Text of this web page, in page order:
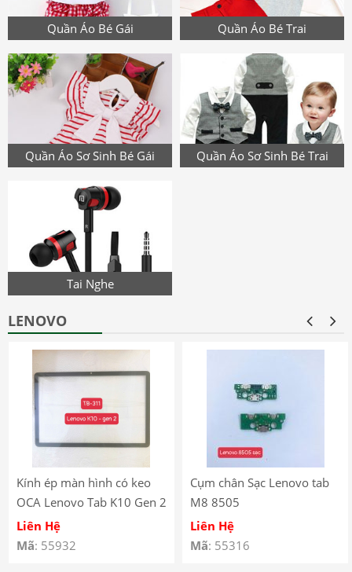
Quần Áo Bé Gái Quần Áo Bé Trai
Quần Áo Sơ Sinh Bé Gái Quần Áo Sơ Sinh Bé Trai
Tai Nghe
LENOVO
Kính ép màn hình có keo
OCA Lenovo Tab K10 Gen 2
(2025) – TB-311
Liên Hệ
Mã: 55932
Cụm chân Sạc Lenovo tab
M8 8505
Liên Hệ
Mã: 55316